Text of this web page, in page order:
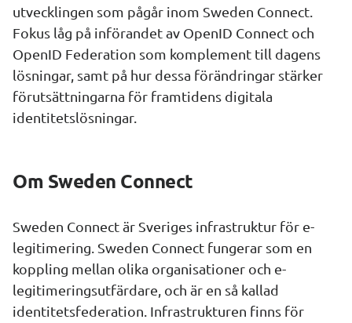
utvecklingen som pågår inom Sweden Connect.
Fokus låg på införandet av OpenID Connect och
OpenID Federation som komplement till dagens
lösningar, samt på hur dessa förändringar stärker
förutsättningarna för framtidens digitala
identitetslösningar.
Om Sweden Connect
Sweden Connect är Sveriges infrastruktur för e-
legitimering. Sweden Connect fungerar som en
koppling mellan olika organisationer och e-
legitimeringsutfärdare, och är en så kallad
identitetsfederation. Infrastrukturen finns för